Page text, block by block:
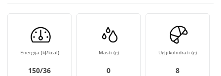
Energija (kJ/kcal)
150/36
Masti (g)
0
Ugljikohidrati (g)
8